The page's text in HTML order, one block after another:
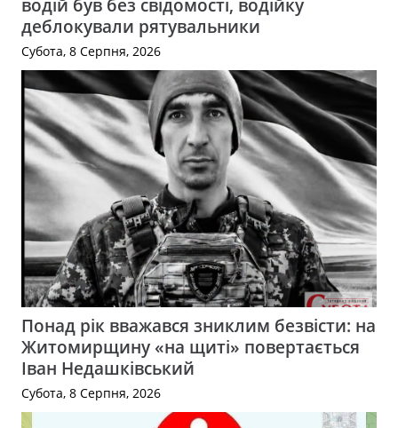
водій був без свідомості, водійку
деблокували рятувальники
Субота, 8 Серпня, 2026
Понад рік вважався зниклим безвісти: на
Житомирщину «на щиті» повертається
Іван Недашківський
Субота, 8 Серпня, 2026